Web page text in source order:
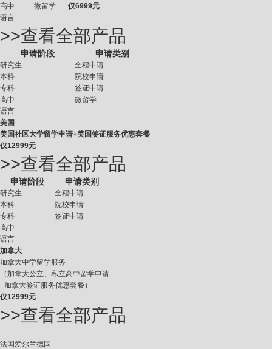
仅6999元
高中
微留学
语言
>>查看全部产品
申请阶段 申请类别
研究生
全程申请
本科
院校申请
专科
签证申请
高中
微留学
语言
美国
美国社区大学留学申请+美国签证服务优惠套餐
仅12999元
>>查看全部产品
申请阶段 申请类别
研究生
全程申请
本科
院校申请
专科
签证申请
高中
语言
加拿大
加拿大中学留学服务
（加拿大公立、私立高中留学申请
+加拿大签证服务优惠套餐）
仅12999元
>>查看全部产品
法国爱尔兰德国